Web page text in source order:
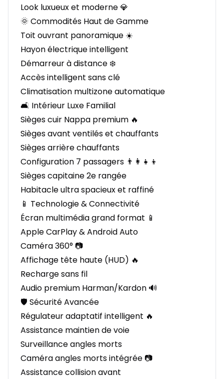
Look luxueux et moderne 💎
🌞 Commodités Haut de Gamme
Toit ouvrant panoramique ☀️
Hayon électrique intelligent
Démarreur à distance ❄️
Accès intelligent sans clé
Climatisation multizone automatique
🛋️ Intérieur Luxe Familial
Sièges cuir Nappa premium 🔥
Sièges avant ventilés et chauffants
Sièges arrière chauffants
Configuration 7 passagers 👨‍👩‍👧‍👦
Sièges capitaine 2e rangée
Habitacle ultra spacieux et raffiné
📱 Technologie & Connectivité
Écran multimédia grand format 📱
Apple CarPlay & Android Auto
Caméra 360° 📷
Affichage tête haute (HUD) 🔥
Recharge sans fil
Audio premium Harman/Kardon 🔊
🛡️ Sécurité Avancée
Régulateur adaptatif intelligent 🔥
Assistance maintien de voie
Surveillance angles morts
Caméra angles morts intégrée 📷
Assistance collision avant